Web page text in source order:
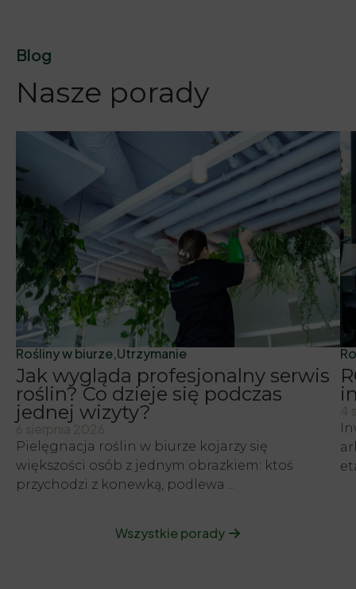
Blog
Nasze porady
Rośliny w biurze Utrzymanie
Jak wygląda profesjonalny serwis
roślin? Co dzieje się podczas
jednej wizyty?
6 sierpnia 2026
Pielęgnacja roślin w biurze kojarzy się
większości osób z jednym obrazkiem: ktoś
przychodzi z konewką, podlewa ...
4
Wszystkie porady